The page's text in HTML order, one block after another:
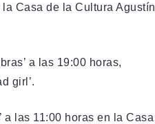
Casa de la Cultura Agustín
a las 19:00 horas,
girl’.
a las 11:00 horas en la Casa